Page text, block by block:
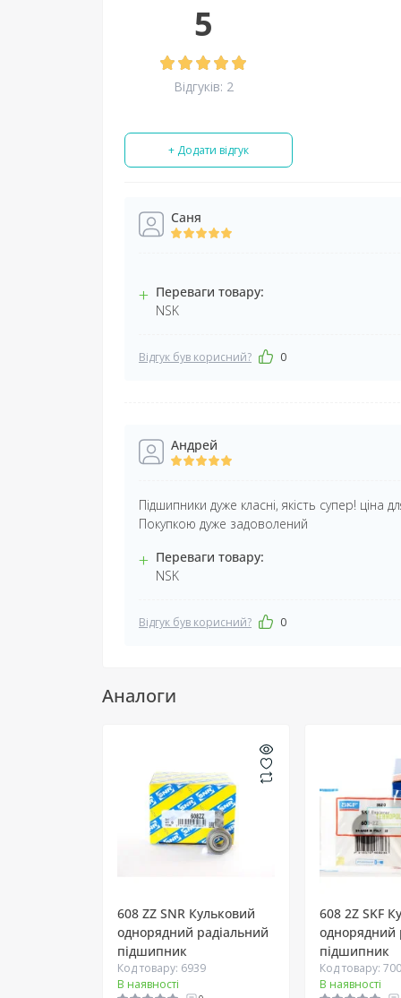
5
Відгуків: 2
+ Додати відгук
Саня
+ Переваги товару:
NSK
Відгук був корисний? 0
Андрей
Підшипники дуже класні, якість супер! ціна
Покупкою дуже задоволений
+ Переваги товару:
NSK
Відгук був корисний? 0
Аналоги
608 ZZ SNR Кульковий
однорядний радіальний
підшипник
Код товару: 6939
В наявності
608 2Z SKF
однорядний
підшипник
Код товару:
В наявності